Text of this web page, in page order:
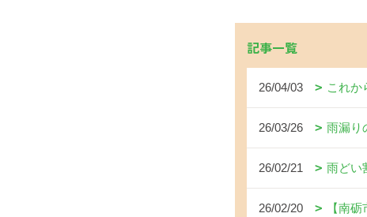
記事一覧
26/04/03 これか
26/03/26 雨漏り
26/02/21 雨どい
26/02/20 【南